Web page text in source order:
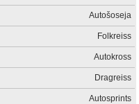
Autošoseja
Folkreiss
Autokross
Dragreiss
Autosprints